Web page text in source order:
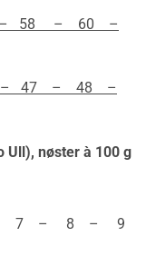
58 – 60 –
47 – 48 –
Ull), nøster à 100 g
7 – 8 – 9